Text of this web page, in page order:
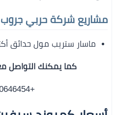
مشاريع شركة حربي جروب
ماسار ستريب مول حدائق
كما يمكنك التواصل
+201000646454